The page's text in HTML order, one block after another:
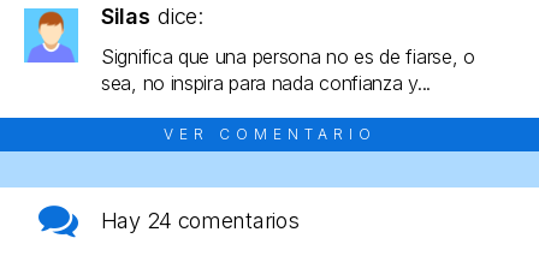
Silas dice:
Significa que una persona no es de fiarse, o
sea, no inspira para nada confianza y...
VER COMENTARIO
Hay 24 comentarios